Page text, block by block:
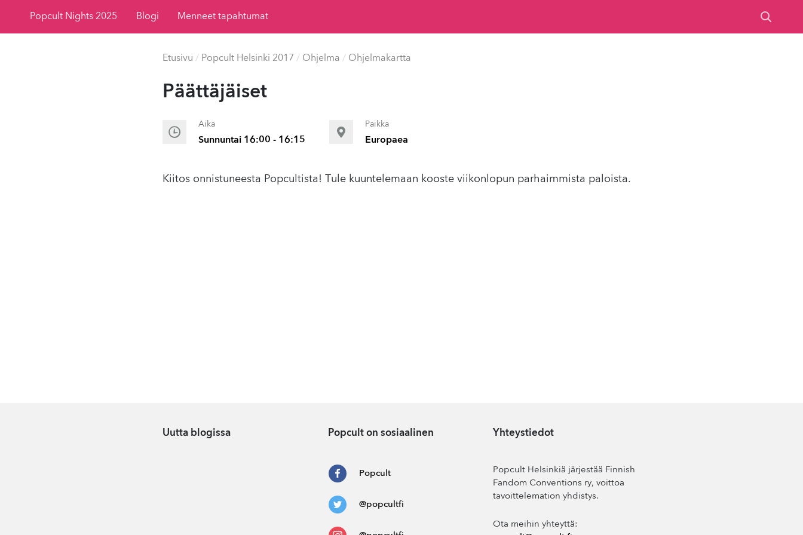
Popcult Nights 2025 Blogi Menneet tapahtumat
Etusivu / Popcult Helsinki 2017 / Ohjelma / Ohjelmakartta
Päät­täjäiset
Aika
Sunnuntai 16:00 - 16:15
Paikka
Europaea
Kiitos onnistuneesta Popcultista! Tule kuuntelemaan kooste viikonlopun parhaimmista paloista.
Uutta blogissa Popcult on sosiaalinen
Popcult
@popcultfi
Yhteystiedot
Popcult Helsinkiä järjestää Finnish
Fandom Conventions ry, voittoa
tavoittelemation yhdistys.
Ota meihin yhteyttä: